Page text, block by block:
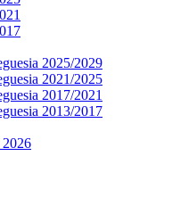
2025/2029
2021/2025
2017/2021
2013/2017